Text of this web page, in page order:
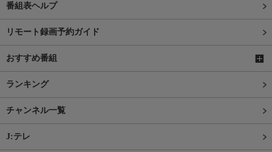
番組表ヘルプ
リモート録画予約ガイド
おすすめ番組
ランキング
チャンネル一覧
J:テレ